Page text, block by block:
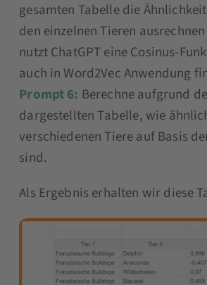
gesamten Tabelle die
den einzelnen Tieren
nutzt ChatGPT eine Cosinus-
auch in Word2Vec Anwendung
Prompt 6: Berechne aufgrund
dargestellten Tabelle, wie
verschiedenen Tiere auf Basis
sind.
Als Ergebnis erhalten wir diese